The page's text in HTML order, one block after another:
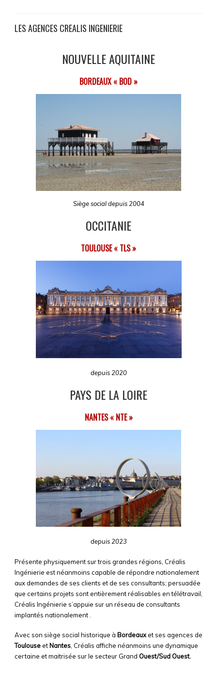
LES AGENCES CREALIS INGENIERIE
NOUVELLE AQUITAINE
BORDEAUX « BOD »
Siège social depuis 2004
OCCITANIE
TOULOUSE « TLS »
depuis 2020
PAYS DE LA LOIRE
NANTES « NTE »
depuis 2023
Présente physiquement sur trois grandes régions, Créalis
Ingénierie est néanmoins capable de répondre nationalement
aux demandes de ses clients et de ses consultants; persuadée
que certains projets sont entièrement réalisables en télétravail,
Créalis Ingénierie s’appuie sur un réseau de consultants
implantés nationalement .
Avec son siège social historique à Bordeauxet ses agences de
Toulouseet Nantes , Créalis affiche néanmoins une dynamique
certaine et maitrisée sur le secteur Grand Ouest/Sud Ouest.